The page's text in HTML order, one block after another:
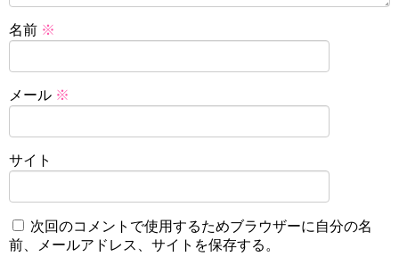
名前 ※
メール ※
サイト
次回のコメントで使用するためブラウザーに自分の名
前、メールアドレス、サイトを保存する。